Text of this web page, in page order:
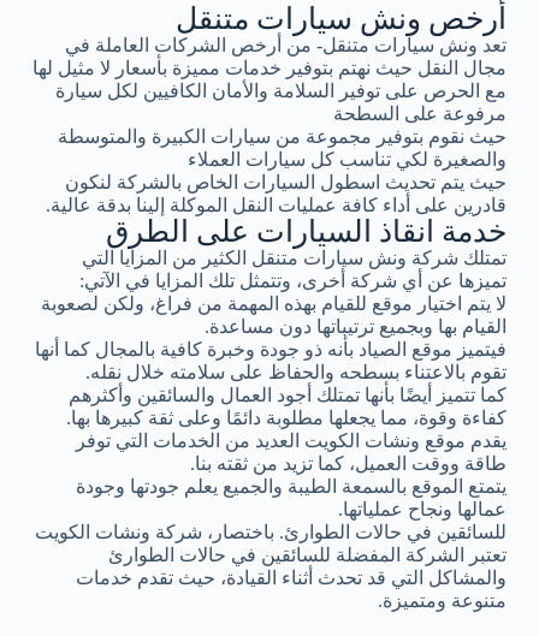
أرخص ونش سيارات متنقل
تعد ونش سيارات متنقل- من أرخص الشركات العاملة في
مجال النقل حيث نهتم بتوفير خدمات مميزة بأسعار لا مثيل لها
مع الحرص على توفير السلامة والأمان الكافيين لكل سيارة
مرفوعة على السطحة
حيث نقوم بتوفير مجموعة من سيارات الكبيرة والمتوسطة
والصغيرة لكي تناسب كل سيارات العملاء
حيث يتم تحديث اسطول السيارات الخاص بالشركة لنكون
قادرين على أداء كافة عمليات النقل الموكلة إلينا بدقة عالية.
خدمة انقاذ السيارات على الطرق
تمتلك شركة ونش سيارات متنقل الكثير من المزايا التي
تميزها عن أي شركة أخرى، وتتمثل تلك المزايا في الآتي:
لا يتم اختيار موقع للقيام بهذه المهمة من فراغ، ولكن لصعوبة
القيام بها وبجميع ترتيباتها دون مساعدة.
فيتميز موقع الصياد بأنه ذو جودة وخبرة كافية بالمجال كما أنها
تقوم بالاعتناء بسطحه والحفاظ على سلامته خلال نقله.
كما تتميز أيضًا بأنها تمتلك أجود العمال والسائقين وأكثرهم
كفاءة وقوة، مما يجعلها مطلوبة دائمًا وعلى ثقة كبيرها بها.
يقدم موقع ونشات الكويت العديد من الخدمات التي توفر
طاقة ووقت العميل، كما تزيد من ثقته بنا.
يتمتع الموقع بالسمعة الطيبة والجميع يعلم جودتها وجودة
عمالها ونجاح عملياتها.
للسائقين في حالات الطوارئ. باختصار، شركة ونشات الكويت
تعتبر الشركة المفضلة للسائقين في حالات الطوارئ
والمشاكل التي قد تحدث أثناء القيادة، حيث تقدم خدمات
متنوعة ومتميزة.